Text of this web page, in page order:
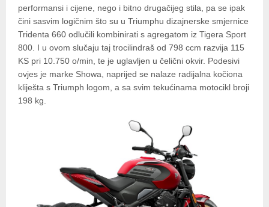
performansi i cijene, nego i bitno drugačijeg stila, pa se ipak
čini sasvim logičnim što su u Triumphu dizajnerske smjernice
Tridenta 660 odlučili kombinirati s agregatom iz Tigera Sport
800. I u ovom slučaju taj trocilindraš od 798 ccm razvija 115
KS pri 10.750 o/min, te je uglavljen u čelični okvir. Podesivi
ovjes je marke Showa, naprijed se nalaze radijalna kočiona
kliješta s Triumph logom, a sa svim tekućinama motocikl broji
198 kg.